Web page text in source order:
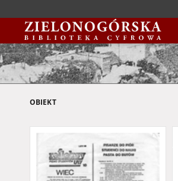
OBIEKT